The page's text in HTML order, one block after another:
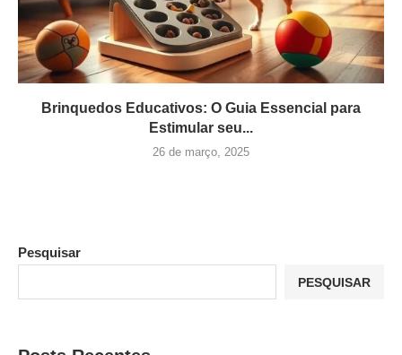
Brinquedos Educativos: O Guia Essencial para
Estimular seu...
26 de março, 2025
Pesquisar
PESQUISAR